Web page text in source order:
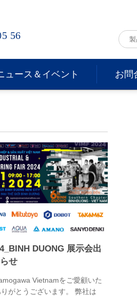
56
ュース＆イベント お問
DUONG 展示会出
せ
Vietnamをご愛顧いた
がとうございます。 弊社は